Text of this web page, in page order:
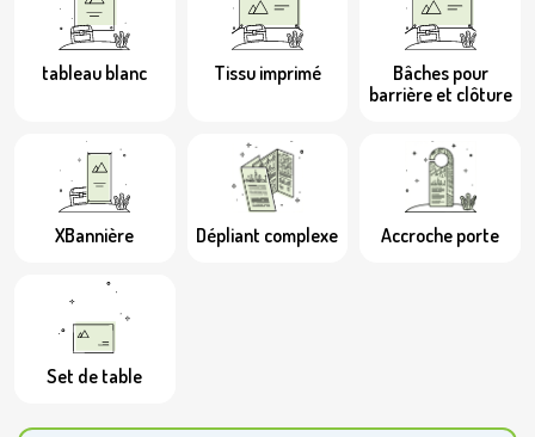
tableau blanc Tissu imprimé
Bâches pour
barrière et clôture
XBannière Dépliant complexe Accroche porte
Set de table